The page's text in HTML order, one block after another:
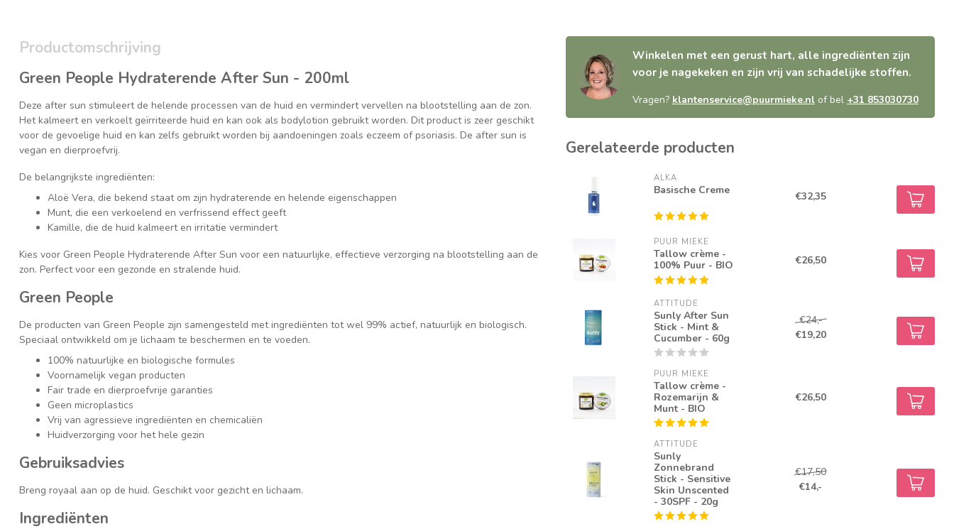
Productomschrijving
Green People Hydraterende After Sun - 200ml
Deze after sun stimuleert de helende processen van de huid en vermindert vervellen na blootstelling aan de zon.
Het kalmeert en verkoelt geïrriteerde huid en kan ook als bodylotion gebruikt worden. Dit product is zeer geschikt
voor de gevoelige huid en kan zelfs gebruikt worden bij aandoeningen zoals eczeem of psoriasis. De after sun is
vegan en dierproefvrij.
De belangrijkste ingrediënten:
Aloë Vera, die bekend staat om zijn hydraterende en helende eigenschappen
Munt, die een verkoelend en verfrissend effect geeft
Kamille, die de huid kalmeert en irritatie vermindert
Kies voor Green People Hydraterende After Sun voor een natuurlijke, effectieve verzorging na blootstelling aan de
zon. Perfect voor een gezonde en stralende huid.
Green People
De producten van Green People zijn samengesteld met ingrediënten tot wel 99% actief, natuurlijk en biologisch.
Speciaal ontwikkeld om je lichaam te beschermen en te voeden.
100% natuurlijke en biologische formules
Voornamelijk vegan producten
Fair trade en dierproefvrije garanties
Geen microplastics
Vrij van agressieve ingrediënten en chemicaliën
Huidverzorging voor het hele gezin
Gebruiksadvies
Breng royaal aan op de huid. Geschikt voor gezicht en lichaam.
Ingrediënten
Winkelen met een gerust hart, alle ingrediënten zijn
voor je nagekeken en zijn vrij van schadelijke stoffen.
Vragen? klantenservice@puurmieke.nl of bel +31 853030730
Gerelateerde producten
ALKA
Basische Creme €32,35
PUUR MIEKE
Tallow crème -
100% Puur - BIO
€26,50
ATTITUDE
Sunly After Sun
Stick - Mint &
Cucumber - 60g
€24,-
€19,20
PUUR MIEKE
Tallow crème -
Rozemarijn &
Munt - BIO
€26,50
ATTITUDE
Sunly
Zonnebrand
Stick - Sensitive
Skin Unscented
- 30SPF - 20g
€17,50
€14,-